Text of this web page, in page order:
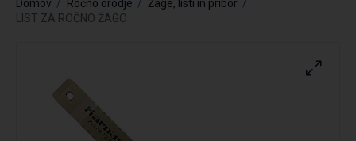
Domov Ročno orodje
Žage, listi in pribor
LIST ZA ROČNO ŽAGO